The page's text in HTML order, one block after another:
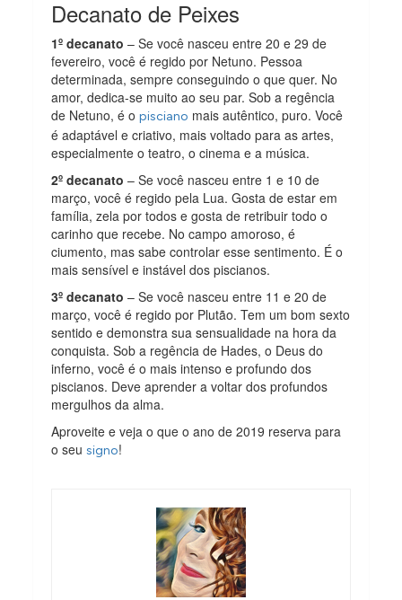
Decanato de Peixes
1º decanato – Se você nasceu entre 20 e 29 de
fevereiro, você é regido por Netuno. Pessoa
determinada, sempre conseguindo o que quer. No
amor, dedica-se muito ao seu par. Sob a regência
de Netuno, é opisciano mais autêntico, puro. Você
é adaptável e criativo, mais voltado para as artes,
especialmente o teatro, o cinema e a música.
2º decanato – Se você nasceu entre 1 e 10 de
março, você é regido pela Lua. Gosta de estar em
família, zela por todos e gosta de retribuir todo o
carinho que recebe. No campo amoroso, é
ciumento, mas sabe controlar esse sentimento. É o
mais sensível e instável dos piscianos.
3º decanato – Se você nasceu entre 11 e 20 de
março, você é regido por Plutão. Tem um bom sexto
sentido e demonstra sua sensualidade na hora da
conquista. Sob a regência de Hades, o Deus do
inferno, você é o mais intenso e profundo dos
piscianos. Deve aprender a voltar dos profundos
mergulhos da alma.
Aproveite e veja o que o ano de 2019 reserva para
o seusigno!